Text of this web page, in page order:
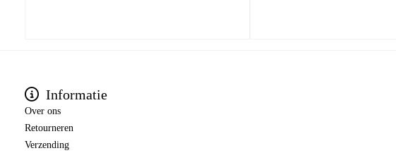
Informatie
Over ons
Retourneren
Verzending